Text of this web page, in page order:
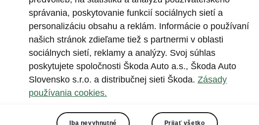
Enyaq -
Dáždnik
Škoda Enyaq
na dáždnik,
vyrobený z
zastihne dážď
.
správania, poskytovanie funkcií sociálnych sietí a
personalizáciu obsahu a reklám. Informácie o používaní
našich stránok zdieľame tiež s partnermi v oblasti
sociálnych sietí, reklamy a analýzy. Svoj súhlas
poskytujete spoločnosti Škoda Auto a.s., Škoda Auto
Slovensko s.r.o. a distribučnej sieti Škoda. Zásady
používania cookies.
Iba nevyhnutné Prijať všetko